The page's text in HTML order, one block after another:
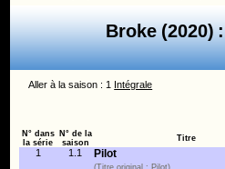
Broke (2020)
Aller à la saison : 1 Intégrale
N° dans
la série
N° de la
saison
Titre
1 1.1 Pilot
(Titre original : Pilot)